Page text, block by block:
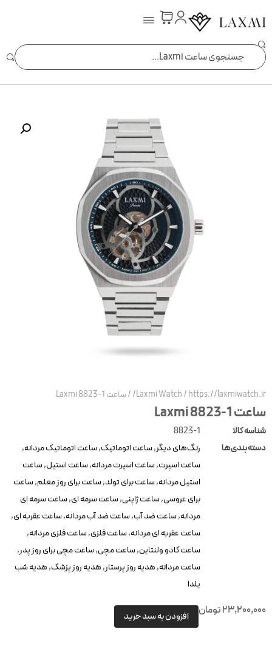
Laxmi Watch/https://laxmiwatch.ir/
/ساعت Laxmi 8823-1
ساعت Laxmi 8823-1
شناسه کالا
8823-1
دسته‌بندی‌ها
رنگ‌های دیگر,ساعت اتوماتیک,ساعت اتوماتیک مردانه,
ساعت اسپرت,ساعت اسپرت مردانه,ساعت استیل,ساعت
استیل مردانه,ساعت برای تولد,ساعت برای روز معلم,ساعت
برای عروسی,ساعت ژاپنی,ساعت سرمه ای,ساعت سرمه ای
مردانه,ساعت ضد آب,ساعت ضد آب مردانه,ساعت عقربه ای,
ساعت عقربه ای مردانه,ساعت فلزی,ساعت فلزی مردانه,
ساعت کادو ولنتاین,ساعت مچی,ساعت مچی برای روز پدر,
ساعت مردانه,هدیه روز پرستار,هدیه روز پزشک,هدیه شب
یلدا
23,200,000تومان افزودن به سبد خرید